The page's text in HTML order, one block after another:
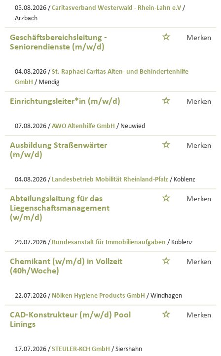
05.08.2026 / Caritasverband Westerwald - Rhein-Lahn e.V /
Arzbach
Geschäftsbereichsleitung -
Seniorendienste (m/w/d)
Merken
04.08.2026 / St. Raphael Caritas Alten- und Behindertenhilfe
GmbH / Mendig
Einrichtungsleiter*in (m/w/d) Merken
07.08.2026 / AWO Altenhilfe GmbH / Neuwied
Ausbildung Straßenwärter
(m/w/d)
Merken
04.08.2026 / Landesbetrieb Mobilität Rheinland-Pfalz / Koblenz
Abteilungsleitung für das
Liegenschaftsmanagement
(w/m/d)
Merken
29.07.2026 / Bundesanstalt für Immobilienaufgaben / Koblenz
Chemikant (w/m/d) in Vollzeit
(40h/Woche)
Merken
22.07.2026 / Nölken Hygiene Products GmbH / Windhagen
CAD-Konstrukteur (m/w/d) Pool
Linings
Merken
17.07.2026 / STEULER-KCH GmbH / Siershahn